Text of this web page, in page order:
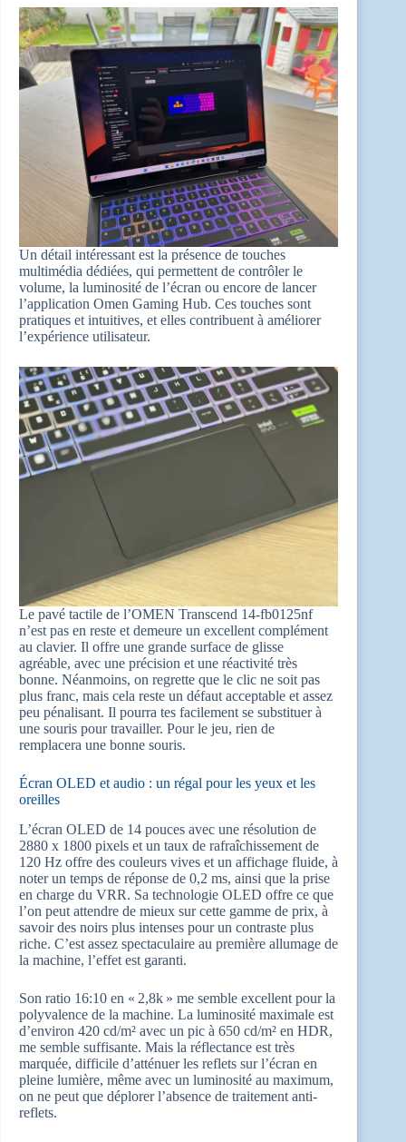
Un détail intéressant est la présence de touches
multimédia dédiées, qui permettent de contrôler le
volume, la luminosité de l’écran ou encore de lancer
l’application Omen Gaming Hub. Ces touches sont
pratiques et intuitives, et elles contribuent à améliorer
l’expérience utilisateur.
Le pavé tactile de l’OMEN Transcend 14-fb0125nf
n’est pas en reste et demeure un excellent complément
au clavier. Il offre une grande surface de glisse
agréable, avec une précision et une réactivité très
bonne. Néanmoins, on regrette que le clic ne soit pas
plus franc, mais cela reste un défaut acceptable et assez
peu pénalisant. Il pourra tes facilement se substituer à
une souris pour travailler. Pour le jeu, rien de
remplacera une bonne souris.
Écran OLED et audio : un régal pour les yeux et les
oreilles
L’écran OLED de 14 pouces avec une résolution de
2880 x 1800 pixels et un taux de rafraîchissement de
120 Hz offre des couleurs vives et un affichage fluide, à
noter un temps de réponse de 0,2 ms, ainsi que la prise
en charge du VRR. Sa technologie OLED offre ce que
l’on peut attendre de mieux sur cette gamme de prix, à
savoir des noirs plus intenses pour un contraste plus
riche. C’est assez spectaculaire au première allumage de
la machine, l’effet est garanti.
Son ratio 16:10 en « 2,8k » me semble excellent pour la
polyvalence de la machine. La luminosité maximale est
d’environ 420 cd/m² avec un pic à 650 cd/m² en HDR,
me semble suffisante. Mais la réflectance est très
marquée, difficile d’atténuer les reflets sur l’écran en
pleine lumière, même avec un luminosité au maximum,
on ne peut que déplorer l’absence de traitement anti-
reflets.